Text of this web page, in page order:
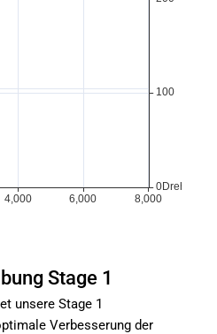
Stage 1
unsere Stage 1
Verbesserung der